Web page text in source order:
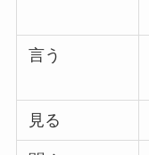
言う
見る